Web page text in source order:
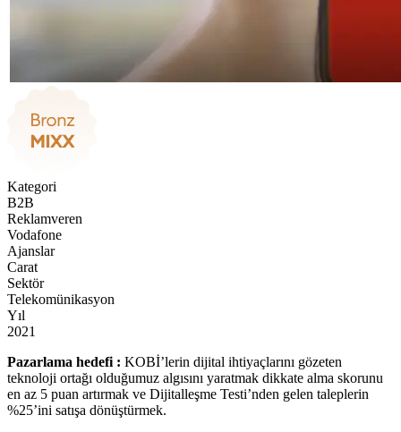
Kategori
B2B
Reklamveren
Vodafone
Ajanslar
Carat
Sektör
Telekomünikasyon
Yıl
2021
Pazarlama hedefi : KOBİ’lerin dijital ihtiyaçlarını gözeten
teknoloji ortağı olduğumuz algısını yaratmak dikkate alma skorunu
en az 5 puan artırmak ve Dijitalleşme Testi’nden gelen taleplerin
%25’ini satışa dönüştürmek.